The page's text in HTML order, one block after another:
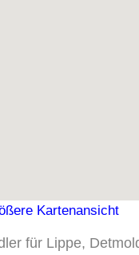
Kartenansicht
für Lippe,